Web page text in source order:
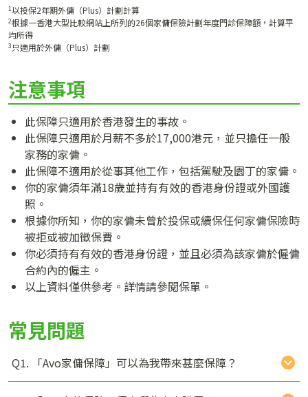
1以投保2年期外傭（Plus）計劃計算
2根據一香港大型比較網站上所列的26個家傭保險計劃年度門診保障額，計算平
均所得
3 只適用於外傭（Plus）計劃
注意事項
此保障只適用於香港發生的事故。
此保障只適用於月薪不多於17,000港元，並只擔任一般
家務的家傭。
此保障不適用於從事其他工作，包括駕駛及園丁的家傭。
你的家傭須年滿18歲並持有有效的香港身份證或外國護
照。
根據你所知，你的家傭未曾於投保或續保任何家傭保險時
被拒或被加徵保費。
你必須持有有效的香港身份證，並且必須為該家傭於僱傭
合約內的僱主。
以上資料僅供參考。詳情請參閱保單。
常見問題
Q1. 「Avo家傭保障」可以為我帶來甚麼保障？